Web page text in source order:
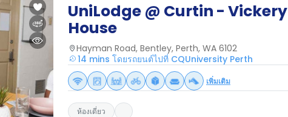
UniLodge @ Curtin - Vickery
House
Hayman Road, Bentley, Perth, WA 6102
14 mins โดยรถยนต์ไปที่ CQUniversity Perth
เพิ่มเติม
ห้องเดี่ยว